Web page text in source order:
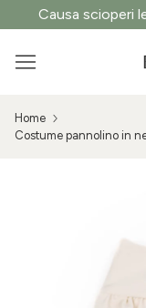
Causa scioperi
Home
Costume pannolino in